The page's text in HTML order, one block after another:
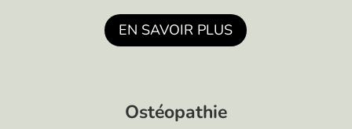
EN SAVOIR PLUS
Ostéopathie